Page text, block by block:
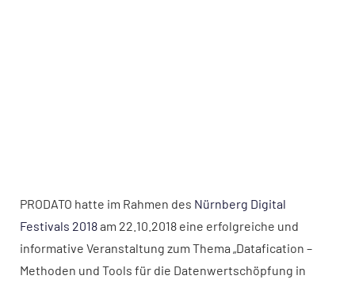
PRODATO hatte im Rahmen des Nürnberg Digital
Festivals 2018am 22.10.2018 eine erfolgreiche und
informative Veranstaltung zum Thema „Datafication –
Methoden und Tools für die Datenwertschöpfung in